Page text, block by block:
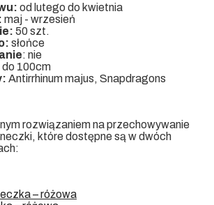
od lutego do kwietnia
maj - wrzesień
50 szt.
słońce
: nie
do 100cm
Antirrhinum majus, Snapdragons
rozwiązaniem na przechowywanie
które dostępne są w dwóch
– różowa